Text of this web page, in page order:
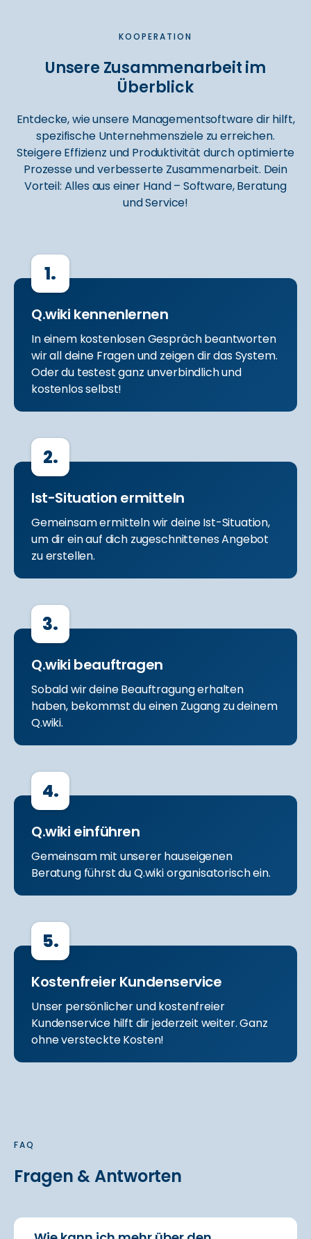
KOOPERATION
Unsere Zusammenarbeit im
Überblick
Entdecke, wie unsere Managementsoftware dir hilft,
spezifische Unternehmensziele zu erreichen.
Steigere Effizienz und Produktivität durch optimierte
Prozesse und verbesserte Zusammenarbeit. Dein
Vorteil: Alles aus einer Hand – Software, Beratung
und Service!
1.
Q.wiki kennenlernen
In einem kostenlosen Gespräch beantworten
wir all deine Fragen und zeigen dir das System.
Oder du testest ganz unverbindlich und
kostenlos selbst!
2.
Ist-Situation ermitteln
Gemeinsam ermitteln wir deine Ist-Situation,
um dir ein auf dich zugeschnittenes Angebot
zu erstellen.
3.
Q.wiki beauftragen
Sobald wir deine Beauftragung erhalten
haben, bekommst du einen Zugang zu deinem
Q.wiki.
4.
Q.wiki einführen
Gemeinsam mit unserer hauseigenen
Beratung führst du Q.wiki organisatorisch ein.
5.
Kostenfreier Kundenservice
Unser persönlicher und kostenfreier
Kundenservice hilft dir jederzeit weiter. Ganz
ohne versteckte Kosten!
FAQ
Fragen & Antworten